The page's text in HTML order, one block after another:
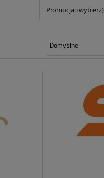
Promocja: (wybierz)